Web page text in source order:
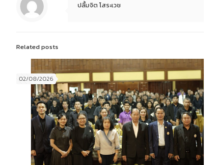
ปลื้มจิต โสระเวช
Related posts
02/08/2026